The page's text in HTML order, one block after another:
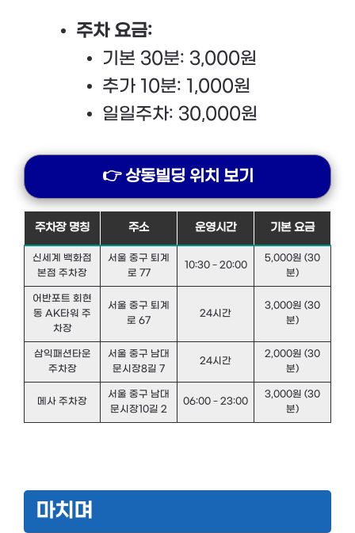
주차 요금:
기본 30분: 3,000원
추가 10분: 1,000원
일일주차: 30,000원
👉 상동빌딩 위치 보기
주차장 명칭 주소 운영시간 기본 요금
신세계 백화점
본점 주차장
서울 중구 퇴계
로 77
10:30 – 20:00
5,000원 (30
분)
어반포트 회현
동 AK타워 주
차장
서울 중구 퇴계
로 67
24시간
3,000원 (30
분)
삼익패션타운
주차장
서울 중구 남대
문시장8길 7
24시간
2,000원 (30
분)
메사 주차장
서울 중구 남대
문시장10길 2
06:00 – 23:00
3,000원 (30
분)
마치며